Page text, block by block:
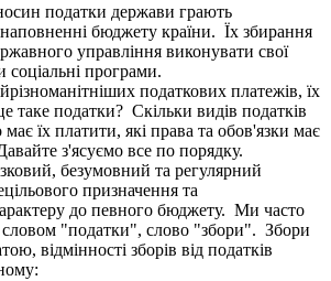
податки держави грають
бюджету країни. Їх збирання
управління виконувати свої
соціальні програми.
податкових платежів, їх
податки? Скільки видів податків
їх платити, які права та обов'язки має
з'ясуємо все по порядку.
безумовний та регулярний
призначення та
до певного бюджету. Ми часто
словом "податки", слово "збори". Збори
відмінності зборів від податків